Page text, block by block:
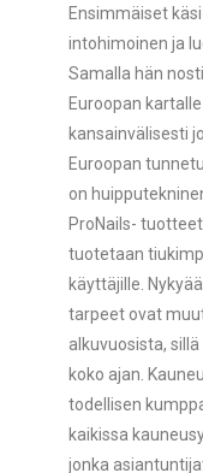
Ensimmäiset
intohimoinen ja
Samalla hän
Euroopan
kansainvälisesti
Euroopan
on
ProNails-
tuotetaan
käyttäjille.
tarpeet ovat
alkuvuosista,
koko ajan.
todellisen
kaikissa
jonka